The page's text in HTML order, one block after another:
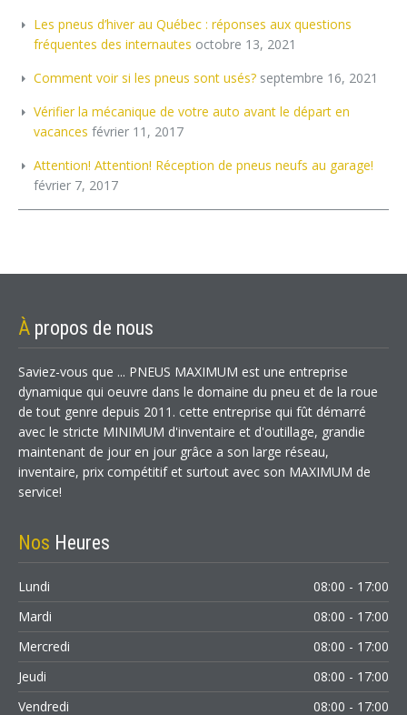
Les pneus d’hiver au Québec : réponses aux questions
fréquentes des internautes octobre 13, 2021
Comment voir si les pneus sont usés? septembre 16, 2021
Vérifier la mécanique de votre auto avant le départ en
vacances février 11, 2017
Attention! Attention! Réception de pneus neufs au garage!
février 7, 2017
À propos de nous
Saviez-vous que ... PNEUS MAXIMUM est une entreprise
dynamique qui oeuvre dans le domaine du pneu et de la roue
de tout genre depuis 2011. cette entreprise qui fût démarré
avec le stricte MINIMUM d'inventaire et d'outillage, grandie
maintenant de jour en jour grâce a son large réseau,
inventaire, prix compétitif et surtout avec son MAXIMUM de
service!
Nos Heures
Lundi
08:00 - 17:00
Mardi
08:00 - 17:00
Mercredi
08:00 - 17:00
Jeudi
08:00 - 17:00
Vendredi
08:00 - 17:00